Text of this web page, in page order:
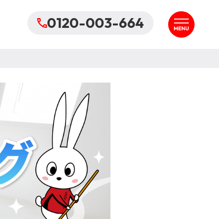
0120-003-664